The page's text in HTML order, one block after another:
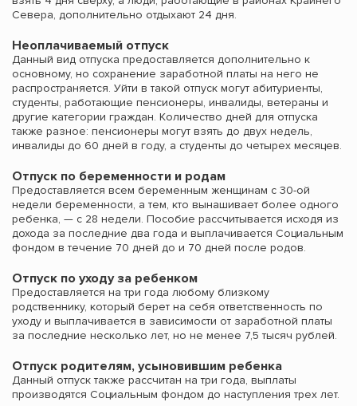
Севера, дополнительно отдыхают 24 дня.
Неоплачиваемый отпуск
Данный вид отпуска предоставляется дополнительно к
основному, но сохранение заработной платы на него не
распространяется. Уйти в такой отпуск могут абитуриенты,
студенты, работающие пенсионеры, инвалиды, ветераны и
другие категории граждан. Количество дней для отпуска
также разное: пенсионеры могут взять до двух недель,
инвалиды до 60 дней в году, а студенты до четырех месяцев.
Отпуск по беременности и родам
Предоставляется всем беременным женщинам с 30-ой
недели беременности, а тем, кто вынашивает более одного
ребенка, — с 28 недели. Пособие рассчитывается исходя из
дохода за последние два года и выплачивается Социальным
фондом в течение 70 дней до и 70 дней после родов.
Отпуск по уходу за ребенком
Предоставляется на три года любому близкому
родственнику, который берет на себя ответственность по
уходу и выплачивается в зависимости от заработной платы
за последние несколько лет, но не менее 7,5 тысяч рублей.
Отпуск родителям, усыновившим ребенка
Данный отпуск также рассчитан на три года, выплаты
производятся Социальным фондом до наступления трех лет.